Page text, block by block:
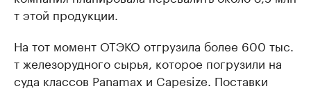
т этой продукции.
На тот момент ОТЭКО отгрузила более 600 тыс.
т железорудного сырья, которое погрузили на
суда классов Panamax и Capesize. Поставки